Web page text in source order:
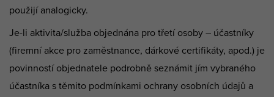
použijí analogicky.
Je-li aktivita/služba objednána pro třetí osoby – účastníky
(firemní akce pro zaměstnance, dárkové certifikáty, apod.) je
povinností objednatele podrobně seznámit jím vybraného
účastníka s těmito podmínkami ochrany osobních údajů a